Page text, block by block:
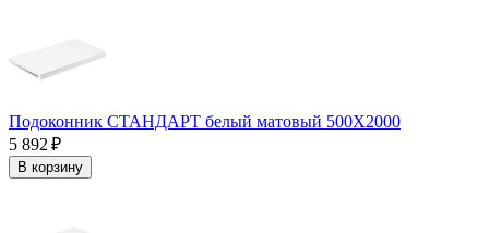
Подоконник СТАНДАРТ белый матовый 500Х2000
5 892 ₽
В корзину